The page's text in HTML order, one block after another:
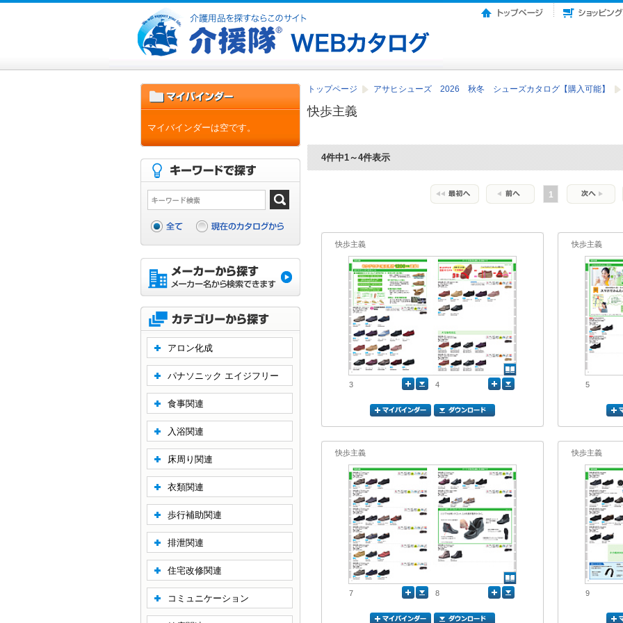
トップページ アサヒシューズ 2026 秋冬 シューズカタログ【購入可能】
快歩主義
4件中1～4件表示
1
快歩主義
3 4
快歩主義
5
快歩主義
7 8
快歩主義
9
マイバインダーは空です。
アロン化成
パナソニック エイジフリー
食事関連
入浴関連
床周り関連
衣類関連
歩行補助関連
排泄関連
住宅改修関連
コミュニケーション